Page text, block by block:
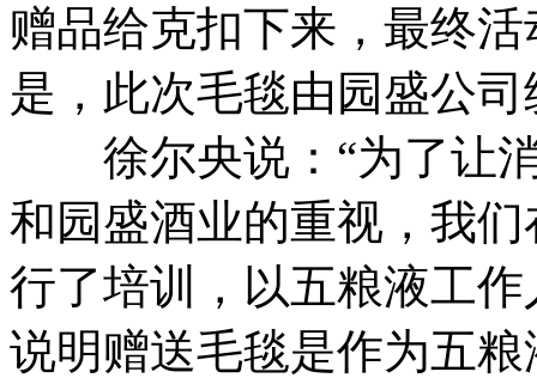
赠品给克扣下来，最终
是，此次毛毯由园盛公
徐尔央说：“为了让消
和园盛酒业的重视，我
行了培训，以五粮液工
说明赠送毛毯是作为五